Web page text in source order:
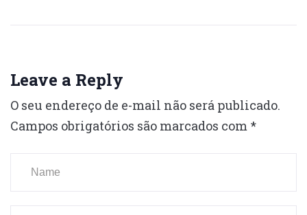
Leave a Reply
O seu endereço de e-mail não será publicado.
Campos obrigatórios são marcados com *